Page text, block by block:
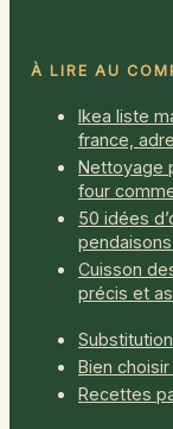
À LIRE AU
Ikea liste
france,
Nettoyage
four
50 idées
Cuisson
précis et
Bien
Recettes